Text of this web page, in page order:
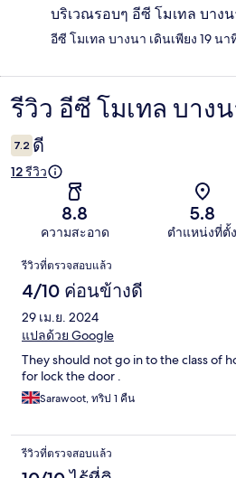
บริเวณรอบๆ อีซี โมเทล บางน
อีซี โมเทล บางนา เดินเพียง 19 น
รีวิว
รีวิว อีซี โมเทล บาง
7.2 ดี
12 รีวิว
8.8
ความสะอาด
5.8
ตำแหน่งที่ตั้ง
รีวิว
รีวิวที่ตรวจสอบแล้ว
4/10 ค่อนข้างดี
29 เม.ย. 2024
แปลด้วย Google
They should not go in to the class of
for lock the door .
Sarawoot, ทริป 1 คืน
รีวิวที่ตรวจสอบแล้ว